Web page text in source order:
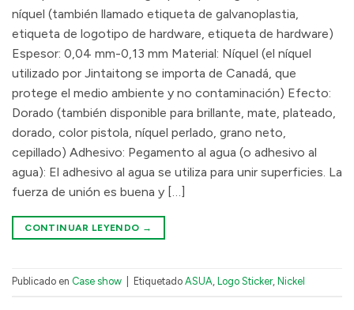
níquel (también llamado etiqueta de galvanoplastia,
etiqueta de logotipo de hardware, etiqueta de hardware)
Espesor: 0,04 mm-0,13 mm Material: Níquel (el níquel
utilizado por Jintaitong se importa de Canadá, que
protege el medio ambiente y no contaminación) Efecto:
Dorado (también disponible para brillante, mate, plateado,
dorado, color pistola, níquel perlado, grano neto,
cepillado) Adhesivo: Pegamento al agua (o adhesivo al
agua): El adhesivo al agua se utiliza para unir superficies. La
fuerza de unión es buena y […]
CONTINUAR LEYENDO →
Publicado en Case show Etiquetado ASUA, Logo Sticker, Nickel